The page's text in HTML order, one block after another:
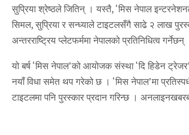
सुप्रिया श्रेष्ठले जितिन् । यस्तै, ‘मिस नेपाल
सिमल, सुप्रिया र सन्ध्याले टाइटलसँगै साढे २ लाख
अन्तरराष्ट्रिय प्लेटफर्ममा नेपालको प्रतिनिधित्व गर्नेछन्
यो बर्ष ‘मिस नेपाल’को आयोजक संस्था ‘दि हिडेन
नयाँ विधा समेत थप गरेको छ । ‘मिस नेपाल’मा
टाइटलमा पनि पुरस्कार प्रदान गरिन्छ ।